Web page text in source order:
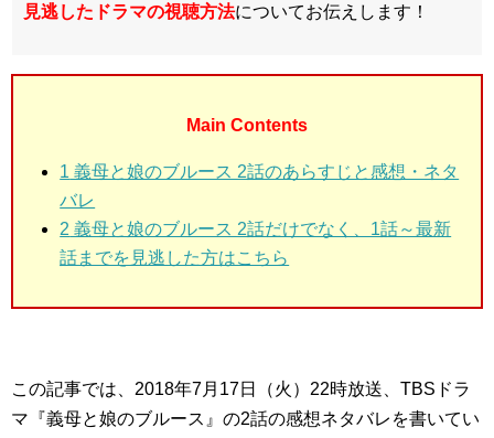
見逃したドラマの視聴方法についてお伝えします！
Main Contents
1 義母と娘のブルース 2話のあらすじと感想・ネタ
バレ
2 義母と娘のブルース 2話だけでなく、1話～最新
話までを見逃した方はこちら
この記事では、2018年7月17日（火）22時放送、TBSドラ
マ『義母と娘のブルース』の2話の感想ネタバレを書いてい